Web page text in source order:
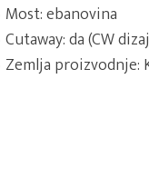
Most: ebanovina
Cutaway: da (CW
Zemlja proizvodnje: